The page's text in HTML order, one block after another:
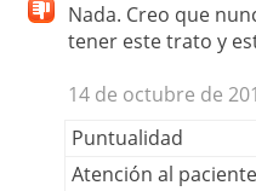
Nada. Creo que
tener este trato y
14 de octubre de
Puntualidad
Atención al paciente